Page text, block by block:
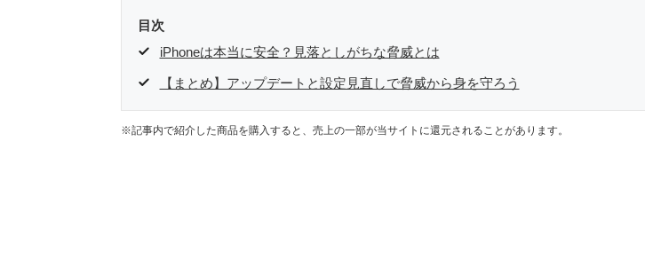
目次
iPhoneは本当に安全？見落としがちな脅威とは
【まとめ】アップデートと設定見直しで脅威から身を守ろう
※記事内で紹介した商品を購入すると、売上の一部が当サイトに還元されることがあります。